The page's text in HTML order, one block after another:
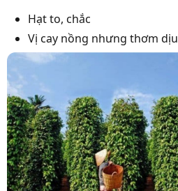
Hạt to, chắc
Vị cay nồng nhưng thơm dịu